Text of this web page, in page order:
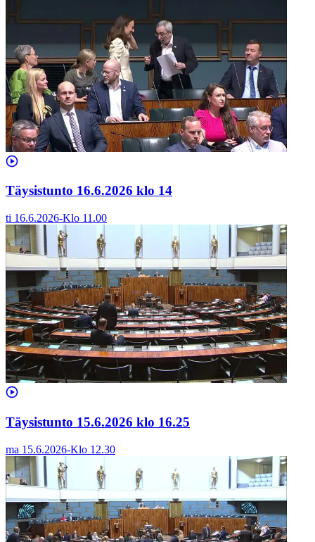
Täysistunto 16.6.2026 klo 14
ti 16.6.2026-Klo 11.00
Täysistunto 15.6.2026 klo 16.25
ma 15.6.2026-Klo 12.30